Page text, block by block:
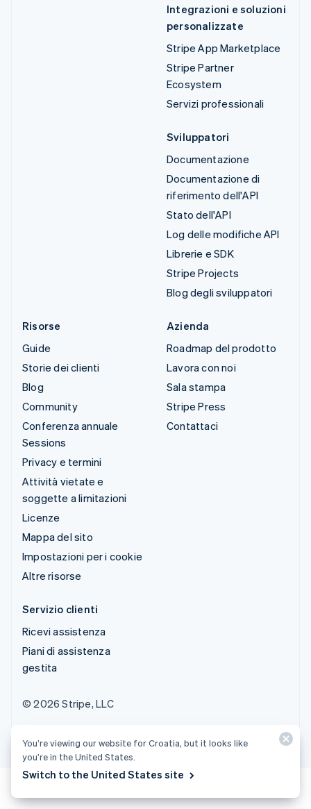
Integrazioni e soluzioni
personalizzate
Stripe App Marketplace
Stripe Partner
Ecosystem
Servizi professionali
Sviluppatori
Documentazione
Documentazione di
riferimento dell'API
Stato dell'API
Log delle modifiche API
Librerie e SDK
Stripe Projects
Blog degli sviluppatori
Risorse
Guide
Storie dei clienti
Blog
Community
Conferenza annuale
Sessions
Privacy e termini
Attività vietate e
soggette a limitazioni
Licenze
Mappa del sito
Impostazioni per i cookie
Altre risorse
Azienda
Roadmap del prodotto
Lavora con noi
Sala stampa
Stripe Press
Contattaci
Servizio clienti
Ricevi assistenza
Piani di assistenza
gestita
© 2026 Stripe, LLC
You’re viewing our website for Croatia, but it looks like
you’re in the United States.
Switch to the United States site